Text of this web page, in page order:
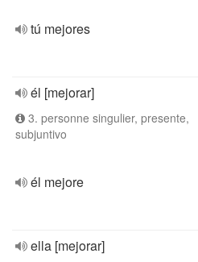
tú mejores
él [mejorar]
3. personne singulier, presente,
subjuntivo
él mejore
ella [mejorar]